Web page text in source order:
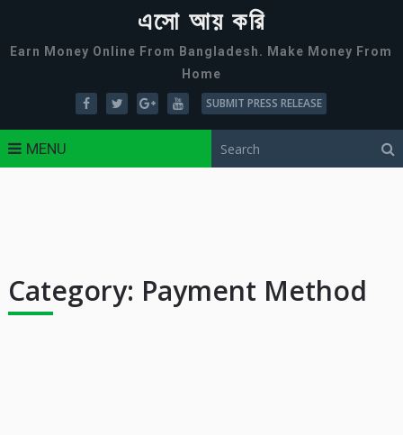
এসো আয় করি
Earn Money Online From Bangladesh. Make Money From
Home
SUBMIT PRESS RELEASE
MENU
Category: Payment Method